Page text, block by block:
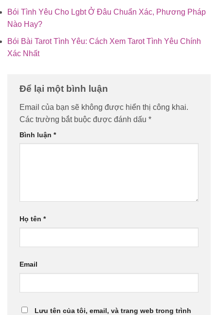
Bói Tình Yêu Cho Lgbt Ở Đâu Chuẩn Xác, Phương Pháp
Nào Hay?
Bói Bài Tarot Tình Yêu: Cách Xem Tarot Tình Yêu Chính
Xác Nhất
Để lại một bình luận
Email của bạn sẽ không được hiển thị công khai.
Các trường bắt buộc được đánh dấu *
Bình luận *
Họ tên *
Email
Lưu tên của tôi, email, và trang web trong trình